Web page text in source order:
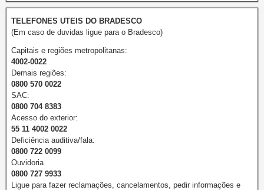
TELEFONES UTEIS DO BRADESCO
(Em caso de duvidas ligue para o Bradesco)
Capitais e regiões metropolitanas:
4002-0022
Demais regiões:
0800 570 0022
SAC:
0800 704 8383
Acesso do exterior:
55 11 4002 0022
Deficiência auditiva/fala:
0800 722 0099
Ouvidoria
0800 727 9933
Ligue para fazer reclamações, cancelamentos, pedir informações e